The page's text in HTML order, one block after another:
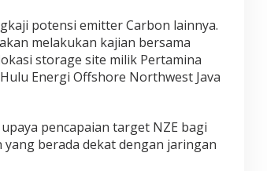
potensi emitter Carbon lainnya.
melakukan kajian bersama
storage site milik Pertamina
Energi Offshore Northwest Java
pencapaian target NZE bagi
berada dekat dengan jaringan